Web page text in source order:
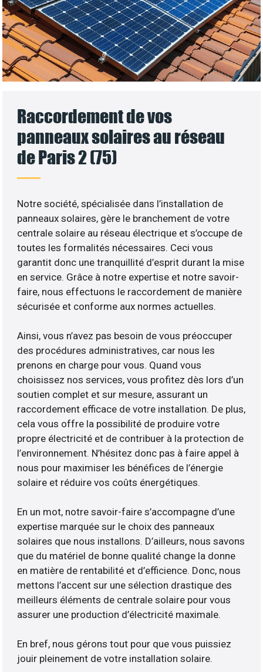
Raccordement de vos
panneaux solaires au réseau
de Paris 2 (75)
Notre société, spécialisée dans l’installation de
panneaux solaires, gère le branchement de votre
centrale solaire au réseau électrique et s’occupe de
toutes les formalités nécessaires. Ceci vous
garantit donc une tranquillité d’esprit durant la mise
en service. Grâce à notre expertise et notre savoir-
faire, nous effectuons le raccordement de manière
sécurisée et conforme aux normes actuelles.
Ainsi, vous n’avez pas besoin de vous préoccuper
des procédures administratives, car nous les
prenons en charge pour vous. Quand vous
choisissez nos services, vous profitez dès lors d’un
soutien complet et sur mesure, assurant un
raccordement efficace de votre installation. De plus,
cela vous offre la possibilité de produire votre
propre électricité et de contribuer à la protection de
l’environnement. N’hésitez donc pas à faire appel à
nous pour maximiser les bénéfices de l’énergie
solaire et réduire vos coûts énergétiques.
En un mot, notre savoir-faire s’accompagne d’une
expertise marquée sur le choix des panneaux
solaires que nous installons. D’ailleurs, nous savons
que du matériel de bonne qualité change la donne
en matière de rentabilité et d’efficience. Donc, nous
mettons l’accent sur une sélection drastique des
meilleurs éléments de centrale solaire pour vous
assurer une production d’électricité maximale.
En bref, nous gérons tout pour que vous puissiez
jouir pleinement de votre installation solaire.